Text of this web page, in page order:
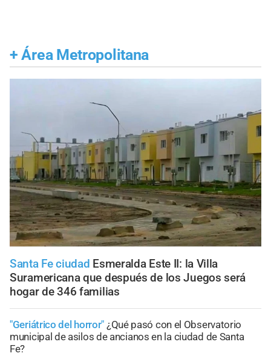
+ Área Metropolitana
Santa Fe ciudad Esmeralda Este II: la Villa
Suramericana que después de los Juegos será
hogar de 346 familias
"Geriátrico del horror" ¿Qué pasó con el Observatorio
municipal de asilos de ancianos en la ciudad de Santa
Fe?